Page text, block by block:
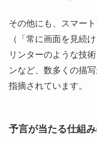
その他にも、スマー
（「常に画面を見続
リンターのような技
ンなど、数多くの描
指摘されています。
予言が当たる仕組み